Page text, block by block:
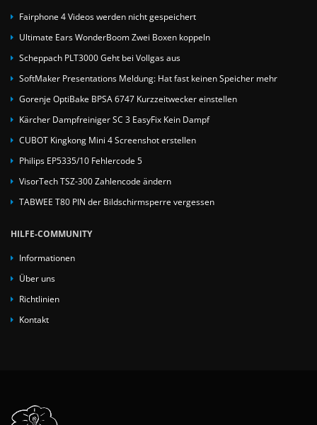
Fairphone 4 Videos werden nicht gespeichert
Ultimate Ears WonderBoom Zwei Boxen koppeln
Scheppach PLT3000 Geht bei Vollgas aus
SoftMaker Presentations Meldung: Hat fast keinen Speicher mehr
Gorenje OptiBake BPSA 6747 Kurzzeitwecker einstellen
Kärcher Dampfreiniger SC 3 EasyFix Kein Dampf
CUBOT Kingkong Mini 4 Screenshot erstellen
Philips EP5335/10 Fehlercode 5
VisorTech TSZ-300 Zahlencode ändern
TABWEE T80 PIN der Bildschirmsperre vergessen
HILFE-COMMUNITY
Informationen
Über uns
Richtlinien
Kontakt